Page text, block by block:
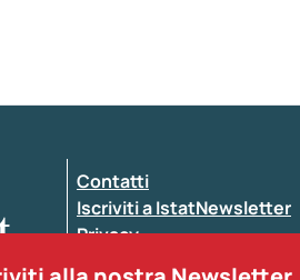
Contatti
Iscriviti a IstatNewsletter
Privacy